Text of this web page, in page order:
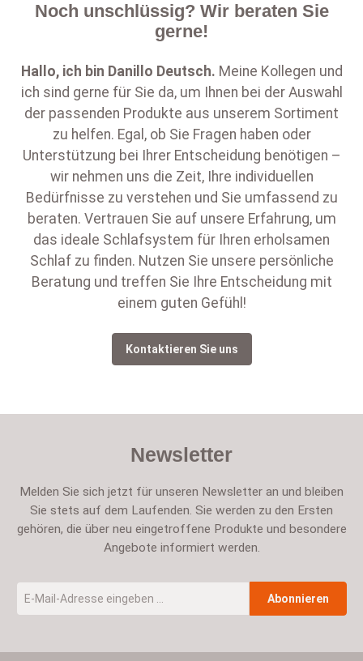
Noch unschlüssig? Wir beraten Sie
gerne!
Hallo, ich bin Danillo Deutsch. Meine Kollegen und
ich sind gerne für Sie da, um Ihnen bei der Auswahl
der passenden Produkte aus unserem Sortiment
zu helfen. Egal, ob Sie Fragen haben oder
Unterstützung bei Ihrer Entscheidung benötigen –
wir nehmen uns die Zeit, Ihre individuellen
Bedürfnisse zu verstehen und Sie umfassend zu
beraten. Vertrauen Sie auf unsere Erfahrung, um
das ideale Schlafsystem für Ihren erholsamen
Schlaf zu finden. Nutzen Sie unsere persönliche
Beratung und treffen Sie Ihre Entscheidung mit
einem guten Gefühl!
Kontaktieren Sie uns
Newsletter
Melden Sie sich jetzt für unseren Newsletter an und bleiben
Sie stets auf dem Laufenden. Sie werden zu den Ersten
gehören, die über neu eingetroffene Produkte und besondere
Angebote informiert werden.
Abonnieren